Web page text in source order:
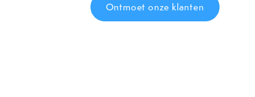
Ontmoet onze klanten